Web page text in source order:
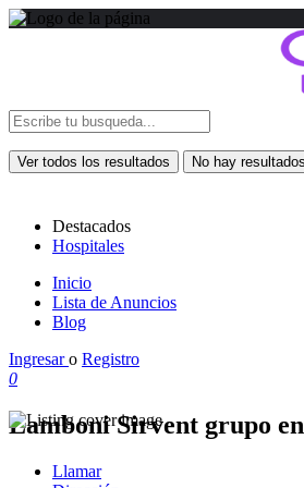
Ver todos los resultados No hay resultados
Destacados
Hospitales
Inicio
Lista de Anuncios
Blog
Ingresaro Registro
0
Lamboni Sirvent grupo
Llamar